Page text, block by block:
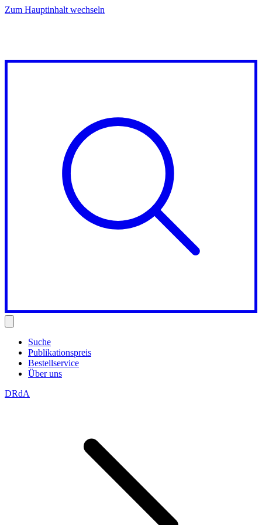
Zum Hauptinhalt wechseln
Suche
Publikationspreis
Bestellservice
Über uns
DRdA